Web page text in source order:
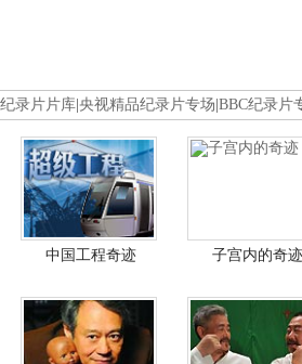
纪录片片库 央视精品纪录片专场 BBC纪录片
中国工程奇迹 子宫内的奇迹